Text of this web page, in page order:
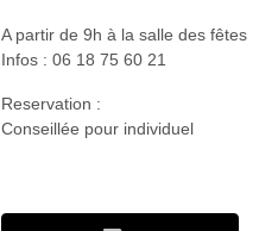
A partir de 9h à la salle des fêtes
Infos : 06 18 75 60 21
Reservation :
Conseillée pour individuel